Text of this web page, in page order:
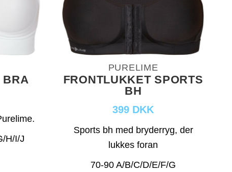
BRA
H/I/J
PURELIME
FRONTLUKKET SPORTS
BH
399 DKK
Sports bh med bryderryg, der
lukkes foran
70-90 A/B/C/D/E/F/G